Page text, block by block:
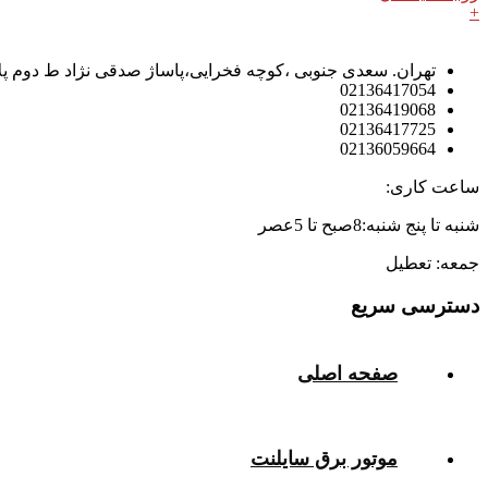
+
تهران. سعدی جنوبی ،کوچه فخرایی،پاساژ صدقی نژاد ط دوم
02136417054
02136419068
02136417725
02136059664
ساعت کاری:
شنبه تا پنج شنبه:8صبح تا 5عصر
جمعه: تعطیل
دسترسی سریع
صفحه اصلی
موتور برق سایلنت